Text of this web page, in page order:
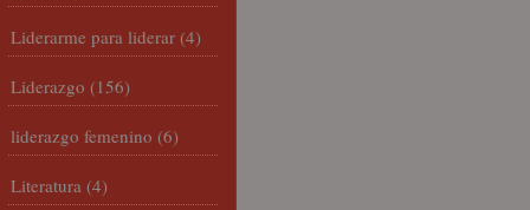
Liderarme para liderar (4)
Liderazgo (156)
liderazgo femenino (6)
Literatura (4)